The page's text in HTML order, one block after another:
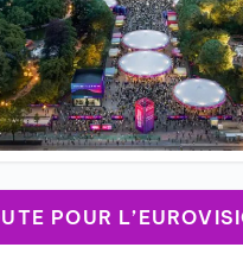
POUR